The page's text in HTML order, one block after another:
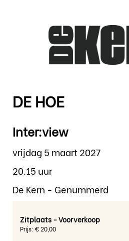
DE HOE
Inter:view
vrijdag 5 maart 2027
20.15 uur
De Kern - Genummerd
Zitplaats - Voorverkoop
Prijs: € 20,00